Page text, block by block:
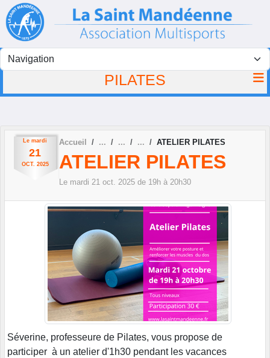
PILATES
Le mardi
21
OCT. 2025
Accueil ATELIER PILATES
ATELIER PILATES
Le mardi 21 oct. 2025 de 19h à 20h30
Séverine, professeure de Pilates, vous propose de
participer à un atelier d'1h30 pendant les vacances
Panneau de gestion des cookies